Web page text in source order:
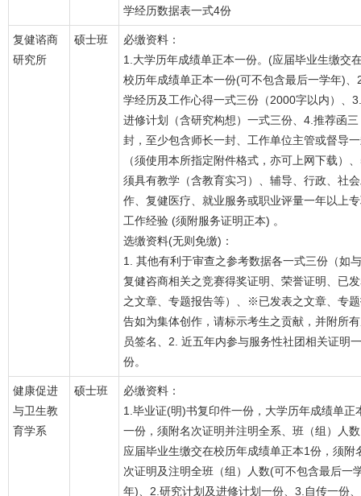
学经历数据表一式4份
复健谘商
研究所
硕士班
必缴资料：
1.大学历年成绩单正本一份。(应届毕业生缴交
校历年成绩单正本一份(可不包含最后一学年)、
学经历及工作心得一式三份（2000字以内）、3.
进修计划（含研究构想）一式三份、4.推荐函三
封，至少包含师长一封、工作单位主管或督导
（须使用本所指定附件格式，亦可上网下载）
须具有教学（含教育实习）、辅导、行政、社
作、复健医疗、就业服务或职业评量一年以上
工作经验 (须附服务证明正本) 。
选缴资料(无则免缴)：
1. 其他有利于审查之参考数据各一式三份（如与
复健咨商相关之竞赛得奖证明、荣誉证明、已
之文章、专题报告等）、※已发表之文章、专
告如为集体创作，请标示考生之贡献，并附所
员签名、2. 近五年内参与服务性社团相关证明一
份。
健康促进
与卫生教
育学系
硕士班
必缴资料：
1.毕业证(明)书复印件一份，大学历年成绩单正
一份，须附名次证明并注明全系、班（组）人
应届毕业生缴交在校历年成绩单正本1份，须附
次证明及注明全班（组）人数(可不包含最后一
年)、2.研究计划及进修计划一份、3.自传一份